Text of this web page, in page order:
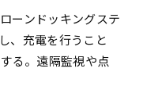
ーンドッキングステ
、充電を行うこと
る。遠隔監視や点